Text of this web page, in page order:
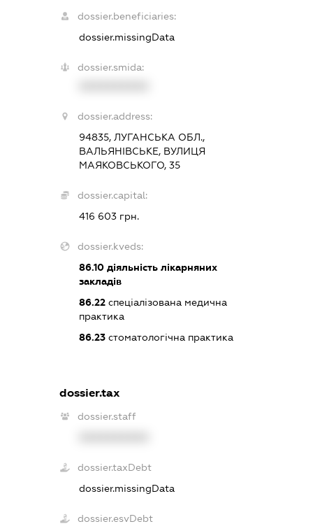
dossier.beneficiaries:
dossier.missingData
dossier.smida:
dossier.address:
94835, ЛУГАНСЬКА ОБЛ.,
ВАЛЬЯНІВСЬКЕ, ВУЛИЦЯ
МАЯКОВСЬКОГО, 35
dossier.capital:
416 603 грн.
dossier.kveds:
86.10 діяльність лікарняних
закладів
86.22 спеціалізована медична
практика
86.23 стоматологічна практика
dossier.tax
dossier.staff
dossier.taxDebt
dossier.missingData
dossier.esvDebt